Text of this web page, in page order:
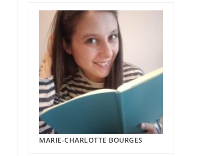
MARIE-CHARLOTTE BOURGES